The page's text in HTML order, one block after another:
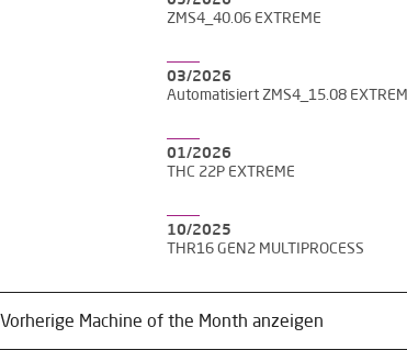
ZMS4_40.06 EXTREME
03/2026
Automatisiert ZMS4_15.08
01/2026
THC 22P EXTREME
10/2025
THR16 GEN2 MULTIPROCESS
Vorherige Machine of the Month anzeigen